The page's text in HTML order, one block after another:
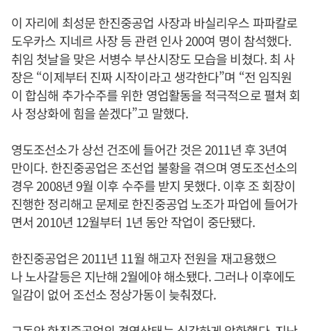
이 자리에 최성문 한진중공업 사장과 바실리우스 파파칼로
도우카스 지네르 사장 등 관련 인사 200여 명이 참석했다.
취임 첫날을 맞은 서병수 부산시장도 모습을 비쳤다. 최 사
장은 “이제부터 진짜 시작이라고 생각한다”며 “전 임직원
이 합심해 추가수주를 위한 영업활동을 적극적으로 펼쳐 회
사 정상화에 힘을 쏟겠다”고 말했다.
영도조선소가 상선 건조에 들어간 것은 2011년 후 3년여
만이다. 한진중공업은 조선업 불황을 겪으며 영도조선소의
경우 2008년 9월 이후 수주를 받지 못했다. 이후 조 회장이
진행한 정리해고 문제로 한진중공업 노조가 파업에 들어가
면서 2010년 12월부터 1년 동안 작업이 중단됐다.
한진중공업은 2011년 11월 해고자 전원을 재고용했으
나 노사갈등은 지난해 2월에야 해소됐다. 그러나 이후에도
일감이 없어 조선소 정상가동이 늦춰졌다.